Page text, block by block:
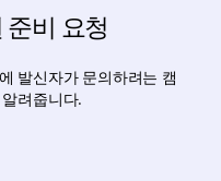
비 요청
발신자가 문의하려는 캠
려줍니다.